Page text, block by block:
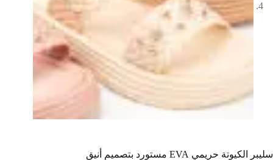
سليبر الكيوتة حريمي EVA مستورد بتصميم أنيق